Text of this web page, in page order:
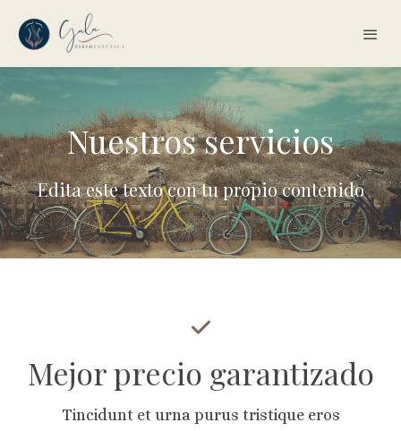
Nuestros servicios
Edita este texto con tu propio contenido
Mejor precio garantizado
Tincidunt et urna purus tristique eros